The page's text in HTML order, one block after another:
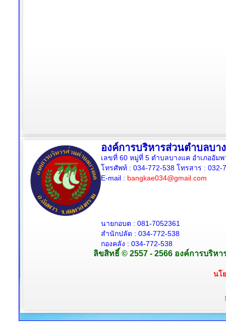
องค์การบริหารส่วนตำบลบา
เลขที่ 60 หมู่ที่ 5 ตำบลบางแค อำเภออัม
โทรศัพท์ : 034-772-538 โทรสาร : 032-
E-mail : bangkae034@gmail.com
นายกอบต : 081-7052361
สำนักปลัด : 034-772-538
กองคลัง : 034-772-538
ลิขสิทธิ์ © 2557 - 2566 องค์การบริห
นโ